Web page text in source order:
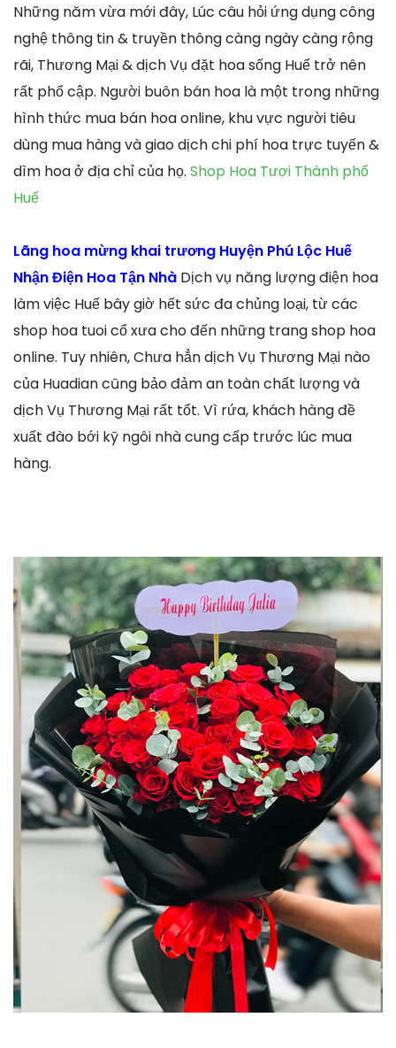
Những năm vừa mới đây, Lúc câu hỏi ứng dụng công
nghệ thông tin & truyền thông càng ngày càng rộng
rãi, Thương Mại & dịch Vụ đặt hoa sống Huế trở nên
rất phổ cập. Người buôn bán hoa là một trong những
hình thức mua bán hoa online, khu vực người tiêu
dùng mua hàng và giao dịch chi phí hoa trực tuyến &
dìm hoa ở địa chỉ của họ. Shop Hoa Tươi Thành phố
Huế
Lãng hoa mừng khai trương Huyện Phú Lộc Huế
Nhận Điện Hoa Tận Nhà Dịch vụ năng lượng điện hoa
làm việc Huế bây giờ hết sức đa chủng loại, từ các
shop hoa tuoi cổ xưa cho đến những trang shop hoa
online. Tuy nhiên, Chưa hẳn dịch Vụ Thương Mại nào
của Huadian cũng bảo đảm an toàn chất lượng và
dịch Vụ Thương Mại rất tốt. Vì rứa, khách hàng đề
xuất đào bới kỹ ngôi nhà cung cấp trước lúc mua
hàng.